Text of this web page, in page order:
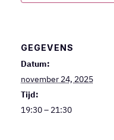
GEGEVENS
Datum:
november 24, 2025
Tijd:
19:30 – 21:30